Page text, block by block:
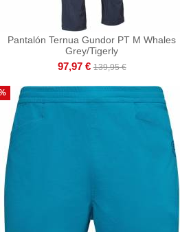
Pantalón Ternua Gundor PT M Whales
Grey/Tigerly
97,97 € 139,95 €